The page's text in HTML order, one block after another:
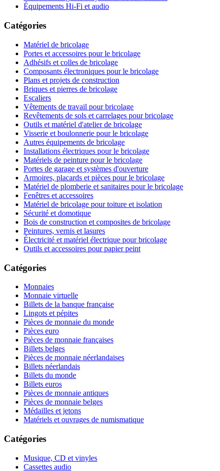
Équipements Hi-Fi et audio
Catégories
Matériel de bricolage
Portes et accessoires pour le bricolage
Adhésifs et colles de bricolage
Composants électroniques pour le bricolage
Plans et projets de construction
Briques et pierres de bricolage
Escaliers
Vêtements de travail pour bricolage
Revêtements de sols et carrelages pour bricolage
Outils et matériel d'atelier de bricolage
Visserie et boulonnerie pour le bricolage
Autres équipements de bricolage
Installations électriques pour le bricolage
Matériels de peinture pour le bricolage
Portes de garage et systèmes d'ouverture
Armoires, placards et pièces pour le bricolage
Matériel de plomberie et sanitaires pour le bricolage
Fenêtres et accessoires
Matériel de bricolage pour toiture et isolation
Sécurité et domotique
Bois de construction et composites de bricolage
Peintures, vernis et lasures
Électricité et matériel électrique pour bricolage
Outils et accessoires pour papier peint
Catégories
Monnaies
Monnaie virtuelle
Billets de la banque française
Lingots et pépites
Pièces de monnaie du monde
Pièces euro
Pièces de monnaie françaises
Billets belges
Pièces de monnaie néerlandaises
Billets néerlandais
Billets du monde
Billets euros
Pièces de monnaie antiques
Pièces de monnaie belges
Médailles et jetons
Matériels et ouvrages de numismatique
Catégories
Musique, CD et vinyles
Cassettes audio